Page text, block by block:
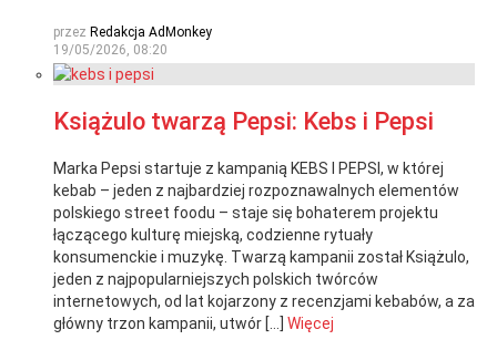
przez Redakcja AdMonkey
19/05/2026, 08:20
Książulo twarzą Pepsi: Kebs i Pepsi
Marka Pepsi startuje z kampanią KEBS I PEPSI, w której
kebab – jeden z najbardziej rozpoznawalnych elementów
polskiego street foodu – staje się bohaterem projektu
łączącego kulturę miejską, codzienne rytuały
konsumenckie i muzykę. Twarzą kampanii został Książulo,
jeden z najpopularniejszych polskich twórców
internetowych, od lat kojarzony z recenzjami kebabów, a za
główny trzon kampanii, utwór […] Więcej